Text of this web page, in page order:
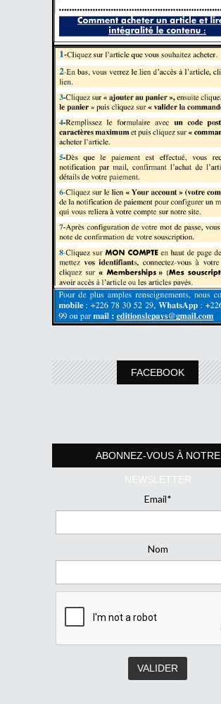
FACEBOOK
ABONNEZ-VOUS À NOTRE
NEWSLETTER
Email*
Nom